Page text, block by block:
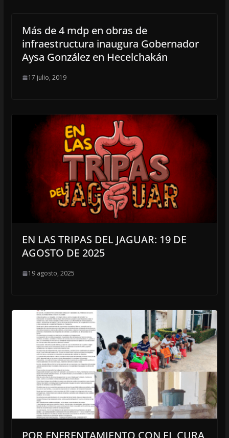
Más de 4 mdp en obras de
infraestructura inaugura Gobernador
Aysa González en Hecelchakán
17 julio, 2019
EN LAS TRIPAS DEL JAGUAR: 19 DE
AGOSTO DE 2025
19 agosto, 2025
POR ENFRENTAMIENTO CON EL CURA